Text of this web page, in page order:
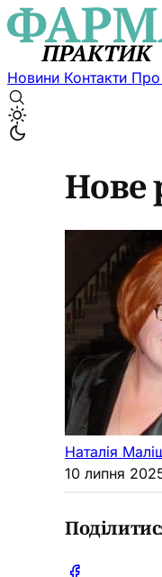
Новини Контакти Про
Нове
Наталія
10 липня